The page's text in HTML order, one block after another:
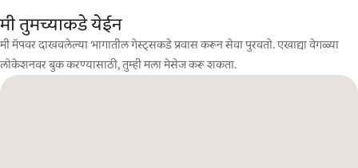
मी तुमच्याकडे येईन
मी मॅपवर दाखवलेल्या भागातील गेस्ट्सकडे प्रवास करून सेवा पुरवतो. एखाद्या वेगळ्या
लोकेशनवर बुक करण्यासाठी, तुम्ही मला मेसेज करू शकता.